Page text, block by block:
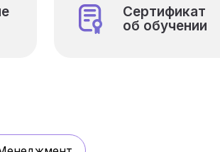
Сертификат
об обучении